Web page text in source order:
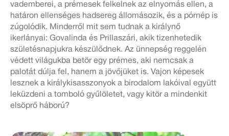
vademberei, a prémesek felkelnek az elnyomás ellen, a
határon ellenséges hadsereg állomásozik, és a pórnép is
zúgolódik. Minderről mit sem tudnak a királynő
ikerlányai: Govalinda és Prillaszári, akik tizenhetedik
születésnapjukra készülődnek. Az ünnepség reggelén
védett világukba betör egy prémes, aki nemcsak a
palotát dúlja fel, hanem a jövőjüket is. Vajon képesek
lesznek a királykisasszonyok a birodalom lakóival együtt
leküzdeni a tomboló gyűlöletet, vagy kitör a mindenkit
elsöprő háború?